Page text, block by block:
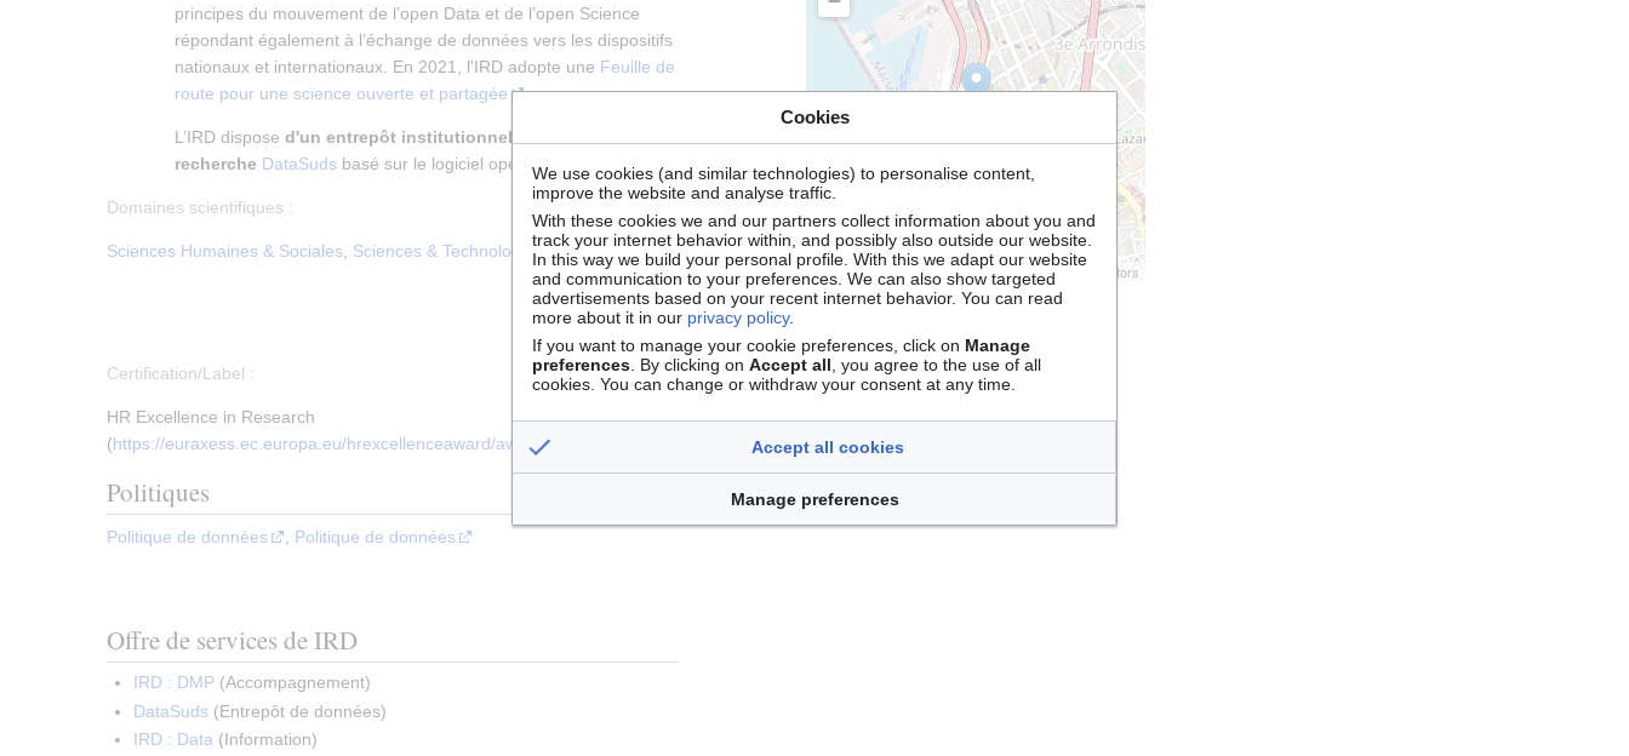
Leaflet | ©OpenStreetMapcontributors
principes du mouvement de l’open Data et de l’open Science
répondant également à l’échange de données vers les dispositifs
nationaux et internationaux. En 2021, l'IRD adopte une Feuille de
route pour une science ouverte et partagée
.
L’IRD dispose d'un entrepôt institutionnel de données de
recherche DataSuds basé sur le logiciel open source Dataverse
Domaines scientifiques :
Sciences Humaines & Sociales Sciences & Technologies,Vie & Santé
Certification/Label :
HR Excellence in Research
(https://euraxess.ec.europa.eu/hrexcellenceaward/awarded
Politiques
Politique de données Politique de données
Offre de services de IRD
IRD : DMP (Accompagnement)
DataSuds (Entrepôt de données)
IRD : Data (Information)
Cookies
We use cookies (and similar technologies) to personalise content,
improve the website and analyse traffic.
With these cookies we and our partners collect information about you and
track your internet behavior within, and possibly also outside our website.
In this way we build your personal profile. With this we adapt our website
and communication to your preferences. We can also show targeted
advertisements based on your recent internet behavior. You can read
more about it in our privacy policy.
If you want to manage your cookie preferences, click on Manage
preferences. By clicking on Accept all, you agree to the use of all
cookies. You can change or withdraw your consent at any time.
Accept all cookies
Manage preferences